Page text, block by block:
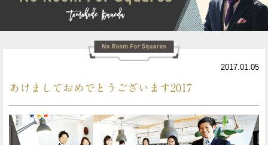
2017.01.05
あけましておめでとうございます2017